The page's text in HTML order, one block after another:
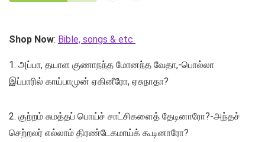
Shop Now: Bible, songs & etc
1. அப்பா, தயாள குணாநந்த மோனந்த வேதா,-பொல்லா
இப்பாரில் காய்பாமுன் ஏகினீரோ, ஏசுநாதா?
2. குற்றம் சுமத்தப் பொய்ச் சாட்சிகளைத் தேடினாரோ?-அந்தச்
செற்றலர் எல்லாம் திரண்டேகமாய்க் கூடினாரோ?